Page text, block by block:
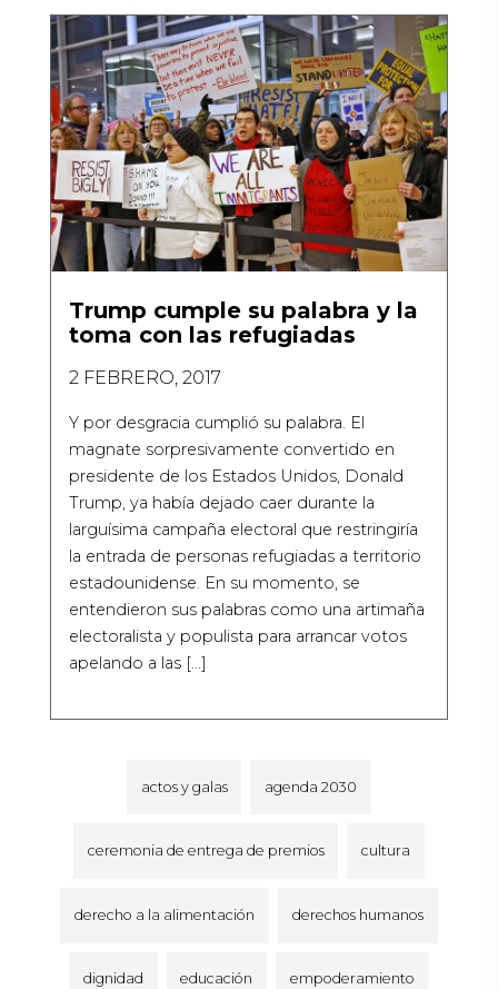
Trump cumple su palabra y la
toma con las refugiadas
2 FEBRERO, 2017
Y por desgracia cumplió su palabra. El
magnate sorpresivamente convertido en
presidente de los Estados Unidos, Donald
Trump, ya había dejado caer durante la
larguísima campaña electoral que restringiría
la entrada de personas refugiadas a territorio
estadounidense. En su momento, se
entendieron sus palabras como una artimaña
electoralista y populista para arrancar votos
apelando a las […]
actos y galas agenda 2030
ceremonia de entrega de premios cultura
derecho a la alimentación derechos humanos
dignidad educación empoderamiento